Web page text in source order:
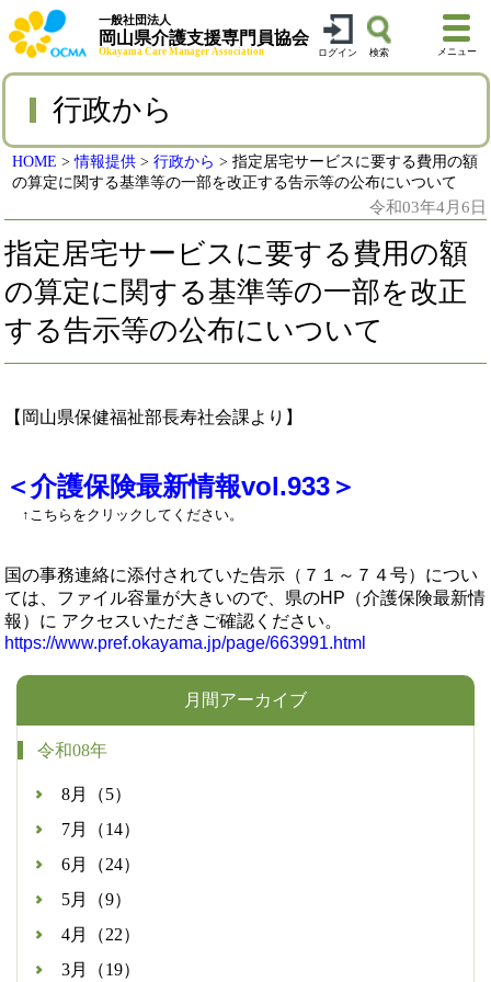
一般社団法人
岡山県介護支援専門員協会
Okayama Care Manager Association ログイン 検索 メニュー
行政から
HOME >情報提供 >行政から >指定居宅サービスに要する費用の額
の算定に関する基準等の一部を改正する告示等の公布にいついて
令和03年4月6日
指定居宅サービスに要する費用の額
の算定に関する基準等の一部を改正
する告示等の公布にいついて
【岡山県保健福祉部長寿社会課より】
＜介護保険最新情報vol.933＞
↑こちらをクリックしてください。
国の事務連絡に添付されていた告示（７１～７４号）につい
ては、ファイル容量が大きいので、県のHP（介護保険最新情
報）に アクセスいただきご確認ください。
https://www.pref.okayama.jp/page/663991.html
月間アーカイブ
令和08年
8月（5）
7月（14）
6月（24）
5月（9）
4月（22）
3月（19）